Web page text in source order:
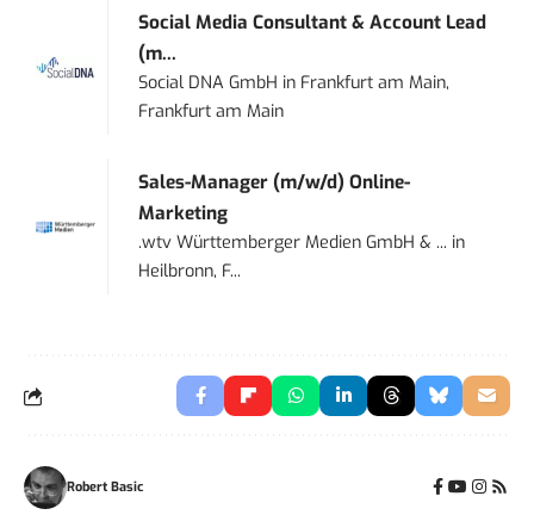
Social Media Consultant & Account Lead
(m...
Social DNA GmbH in Frankfurt am Main,
Frankfurt am Main
Sales-Manager (m/w/d) Online-
Marketing
.wtv Württemberger Medien GmbH & ... in
Heilbronn, F...
Robert Basic